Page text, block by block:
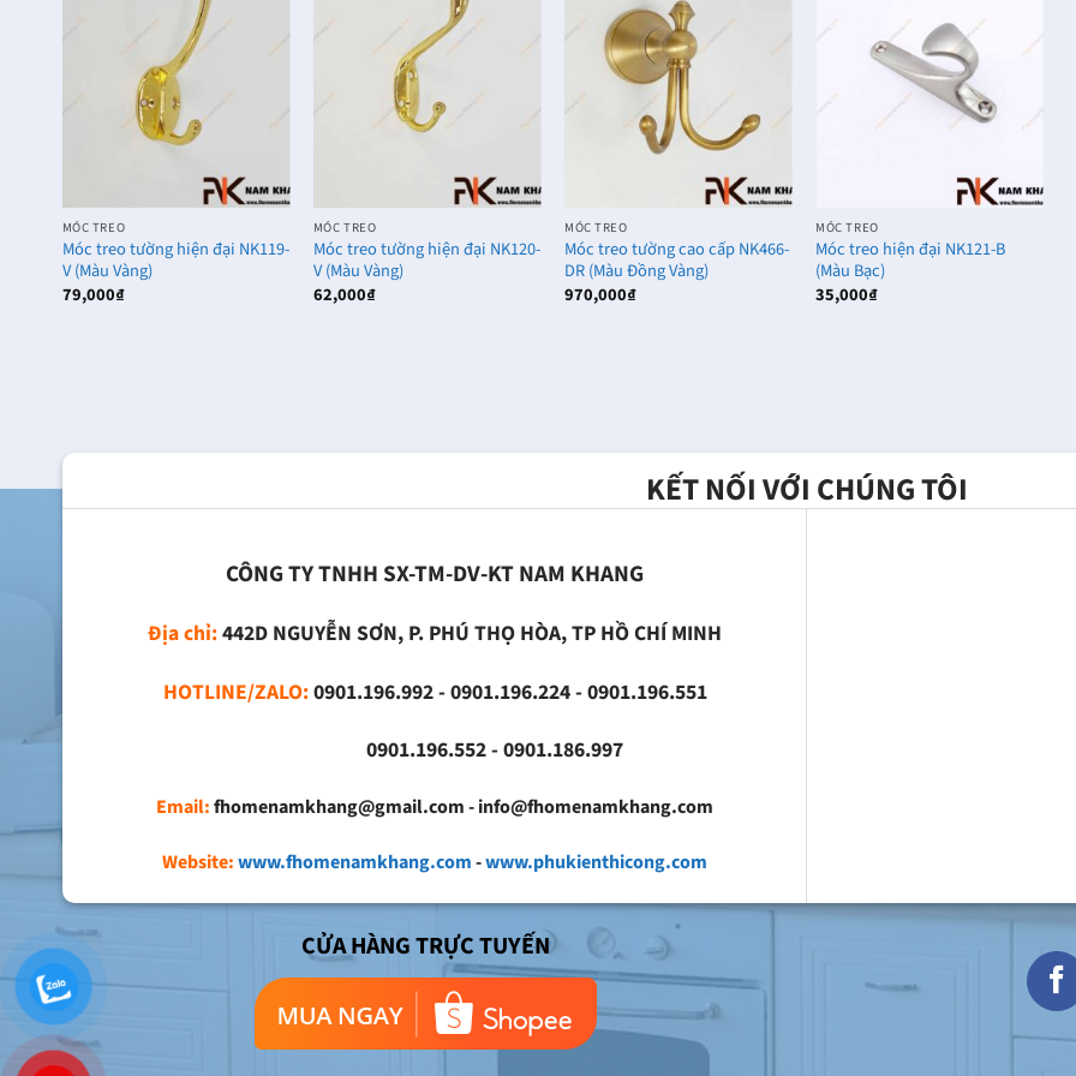
MÓC TREO
Móc treo tường hiện đại NK119-
V (Màu Vàng)
79,000₫
MÓC TREO
Móc treo tường hiện đại NK120-
V (Màu Vàng)
62,000₫
MÓC TREO
Móc treo tường cao cấp NK466-
DR (Màu Đồng Vàng)
970,000₫
MÓC TREO
Móc treo hiện đại NK121-B
(Màu Bạc)
35,000₫
KẾT NỐI VỚI CHÚNG TÔI
CÔNG TY TNHH SX-TM-DV-KT NAM KHANG
Địa chỉ:442D NGUYỄN SƠN, P. PHÚ THỌ HÒA, TP HỒ CHÍ MINH
HOTLINE/ZALO:0901.196.992 - 0901.196.224 - 0901.196.551
0901.196.552 - 0901.186.997
Email:fhomenamkhang@gmail.com - info@fhomenamkhang.com
Website:www.fhomenamkhang.com-www.phukienthicong.com
CỬA HÀNG TRỰC TUYẾN